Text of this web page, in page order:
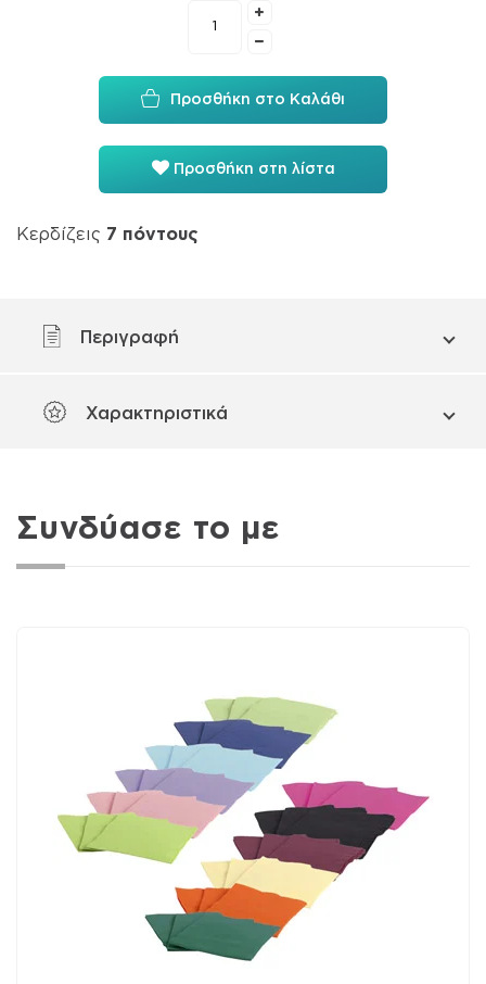
Προσθήκη στο Καλάθι
Προσθήκη στη λίστα
Κερδίζεις 7 πόντους
Περιγραφή
Χαρακτηριστικά
Συνδύασε το με